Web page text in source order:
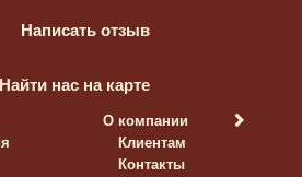
Написать отзыв
Найти нас на карте
О компании
Клиентам
Контакты